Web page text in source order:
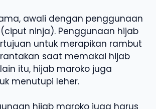
awali dengan penggunaan
ninja). Penggunaan hijab
untuk merapikan rambut
saat memakai hijab
itu, hijab maroko juga
menutupi leher.
hijab maroko juga harus